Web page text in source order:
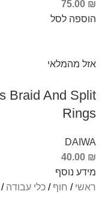
75.00 ₪
הוספה לסל
אזל מהמלאי
Braid And Split
Rings
DAIWA
40.00 ₪
מידע נוסף
ראשי / חוף / כלי עבודה /